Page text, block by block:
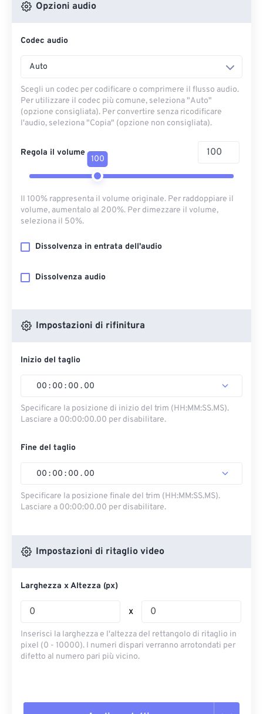
Opzioni audio
Codec audio
Auto
Scegli un codec per codificare o comprimere il flusso audio.
Per utilizzare il codec più comune, seleziona "Auto"
(opzione consigliata). Per convertire senza ricodificare
l'audio, seleziona "Copia" (opzione non consigliata).
Regola il volume
100
Il 100% rappresenta il volume originale. Per raddoppiare il
volume, aumentalo al 200%. Per dimezzare il volume,
seleziona il 50%.
Dissolvenza in entrata dell'audio
Dissolvenza audio
Impostazioni di rifinitura
Inizio del taglio
00 : 00 : 00 . 00
Specificare la posizione di inizio del trim (HH:MM:SS.MS).
Lasciare a 00:00:00.00 per disabilitare.
Fine del taglio
00 : 00 : 00 . 00
Specificare la posizione finale del trim (HH:MM:SS.MS).
Lasciare a 00:00:00.00 per disabilitare.
Impostazioni di ritaglio video
Larghezza x Altezza (px)
x
Inserisci la larghezza e l'altezza del rettangolo di ritaglio in
pixel (0 - 10000). I numeri dispari verranno arrotondati per
difetto al numero pari più vicino.